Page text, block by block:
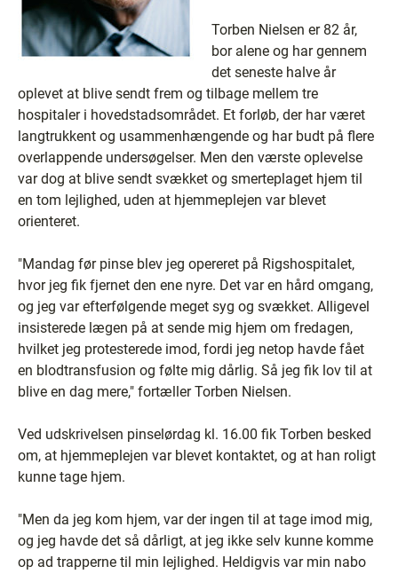
Torben Nielsen er 82 år,
bor alene og har gennem
det seneste halve år
oplevet at blive sendt frem og tilbage mellem tre
hospitaler i hovedstadsområdet. Et forløb, der har været
langtrukkent og usammenhængende og har budt på flere
overlappende undersøgelser. Men den værste oplevelse
var dog at blive sendt svækket og smerteplaget hjem til
en tom lejlighed, uden at hjemmeplejen var blevet
orienteret.
"Mandag før pinse blev jeg opereret på Rigshospitalet,
hvor jeg fik fjernet den ene nyre. Det var en hård omgang,
og jeg var efterfølgende meget syg og svækket. Alligevel
insisterede lægen på at sende mig hjem om fredagen,
hvilket jeg protesterede imod, fordi jeg netop havde fået
en blodtransfusion og følte mig dårlig. Så jeg fik lov til at
blive en dag mere," fortæller Torben Nielsen.
Ved udskrivelsen pinselørdag kl. 16.00 fik Torben besked
om, at hjemmeplejen var blevet kontaktet, og at han roligt
kunne tage hjem.
"Men da jeg kom hjem, var der ingen til at tage imod mig,
og jeg havde det så dårligt, at jeg ikke selv kunne komme
op ad trapperne til min lejlighed. Heldigvis var min nabo